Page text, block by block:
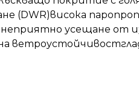
(DWR)висока
усещане от